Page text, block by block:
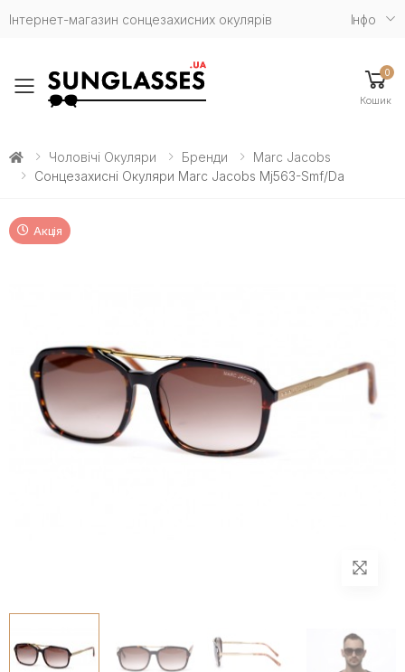
Інтернет-магазин сонцезахисних окулярів Iнфо
Toggle mobile menu
0
Кошик
Чоловічі Окуляри Бренди
Marc Jacobs
Сонцезахисні Окуляри Marc Jacobs Mj563-Smf/da
Акція